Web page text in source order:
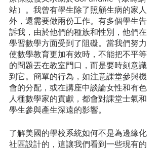
站）。我曾有學生除了照顧生病的家人
外，還需要做兩份工作。有多個學生告
訴我，由於他們的種族和性別，他們在
學習數學方面受到了阻礙。當我們努力
使數學教育更加有效時，不能把不平等
的問題丟在教室門口，而是要時刻意識
到它。簡單的行為，如注意課堂參與機
會的分配，或在講座中談論女性和有色
人種數學家的貢獻，都會對課堂士氣和
學生參與產生深遠的影響。
了解美國的學校系統如何不是為邊緣化
社區設計的，這讓我們看到一些現有的